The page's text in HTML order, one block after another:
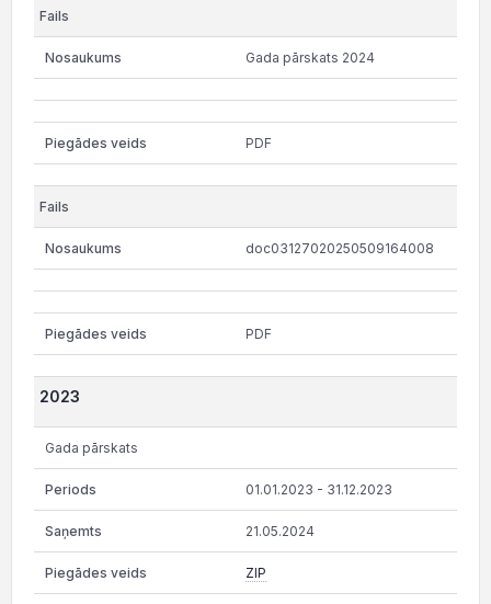
Gada pārskats 2024
PDF
doc03127020250509164008
PDF
2023
Gada pārskats
01.01.2023 - 31.12.2023
21.05.2024
ZIP